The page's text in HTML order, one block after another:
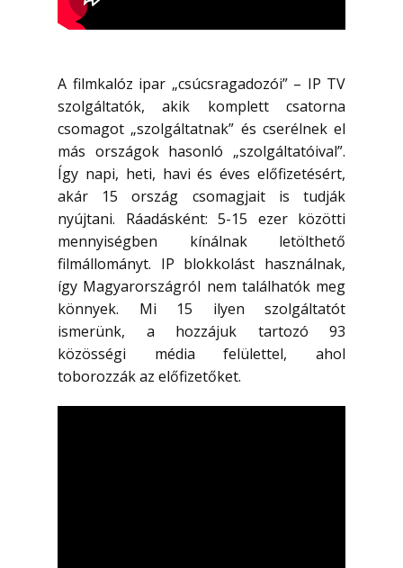
A filmkalóz ipar „csúcsragadozói” – IP TV
szolgáltatók, akik komplett csatorna
csomagot „szolgáltatnak” és cserélnek el
más országok hasonló „szolgáltatóival”.
Így napi, heti, havi és éves előfizetésért,
akár 15 ország csomagjait is tudják
nyújtani. Ráadásként: 5-15 ezer közötti
mennyiségben kínálnak letölthető
filmállományt. IP blokkolást használnak,
így Magyarországról nem találhatók meg
könnyek. Mi 15 ilyen szolgáltatót
ismerünk, a hozzájuk tartozó 93
közösségi média felülettel, ahol
toborozzák az előfizetőket.